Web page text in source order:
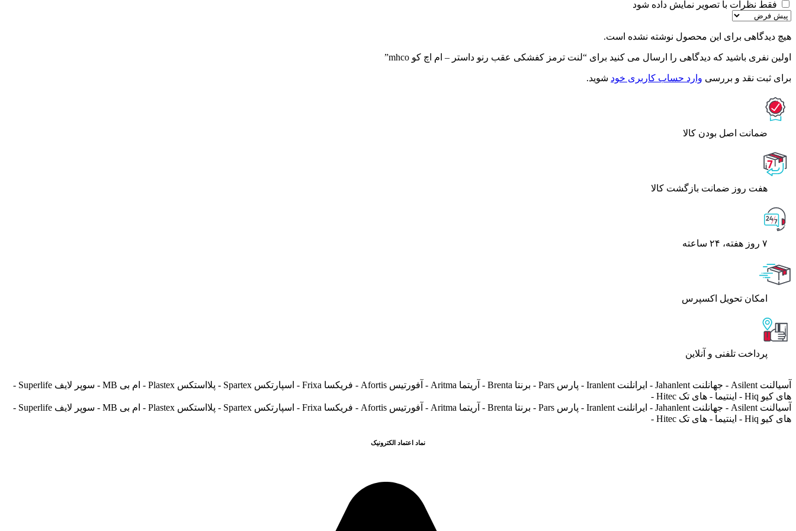
فقط نظرات با تصویر نمایش داده شود
هیچ دیدگاهی برای این محصول نوشته نشده است.
اولین نفری باشید که دیدگاهی را ارسال می کنید برای “لنت ترمز کفشکی عقب رنو داستر – ام اچ کو mhco”
برای ثبت نقد و بررسی وارد حساب کاربری خود شوید.
ﺿﻤﺎﻧﺖ اﺻﻞ ﺑﻮدن ﮐﺎﻟﺎ
هفت روز ضمانت بازگشت کالا
۷ روز ﻫﻔﺘﻪ، ۲۴ ﺳﺎﻋﺘﻪ
اﻣﮑﺎن ﺗﺤﻮﯾﻞ اﮐﺴﭙﺮس
پرداخت تلفنی و آنلاین
آسیالنت Asilent - جهانلنت Jahanlent - ایرانلنت Iranlent - پارس Pars - برنتا Brenta - آریتما Aritma - آفورتیس Afortis - فریکسا Frixa - اسپارتکس Spartex - پلااستکس Plastex - ام بی MB - سوپر لایف Superlife -
های کیو Hiq - اینتیما - های تک Hitec -
آسیالنت Asilent - جهانلنت Jahanlent - ایرانلنت Iranlent - پارس Pars - برنتا Brenta - آریتما Aritma - آفورتیس Afortis - فریکسا Frixa - اسپارتکس Spartex - پلااستکس Plastex - ام بی MB - سوپر لایف Superlife -
های کیو Hiq - اینتیما - های تک Hitec -
نماد اعتماد الکترونیک